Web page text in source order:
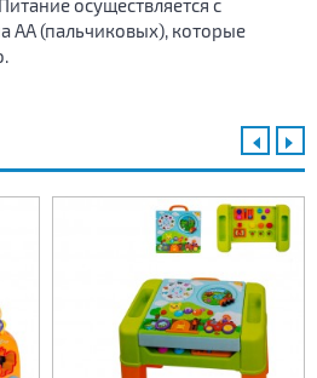
осуществляется с
АА (пальчиковых), которые